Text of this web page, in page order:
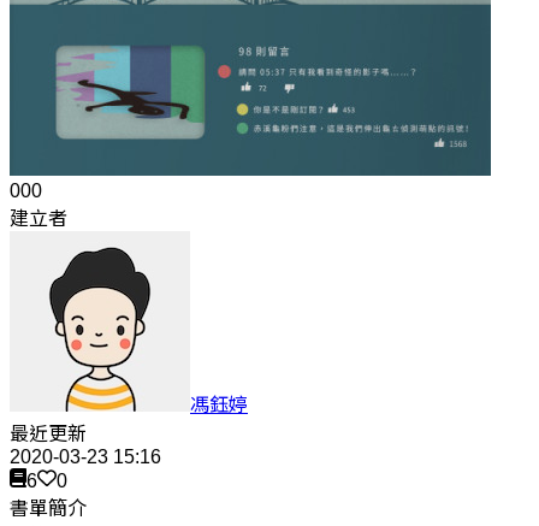
000
建立者
馮鈺婷
最近更新
2020-03-23 15:16
6
0
書單簡介